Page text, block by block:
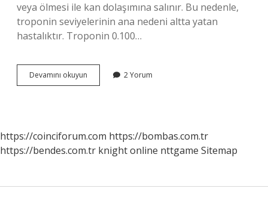
veya ölmesi ile kan dolaşımına salınır. Bu nedenle,
troponin seviyelerinin ana nedeni altta yatan
hastalıktır. Troponin 0.100…
Devamını okuyun Troponin
1
2 Yorum
https://coinciforum.com https://bombas.com.tr
https://bendes.com.tr knight online nttgame Sitemap